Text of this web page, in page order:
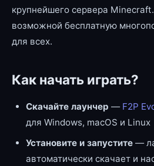
крупнейшего сервера
возможной бесплатную
для всех.
Как начать играть?
Скачайте лаунчер — F2P
для Windows, macOS и Linux
Установите и запустите —
автоматически скачает и